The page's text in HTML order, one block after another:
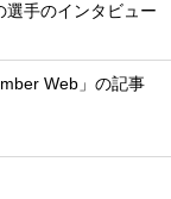
選手のインタビュー
Web」の記事